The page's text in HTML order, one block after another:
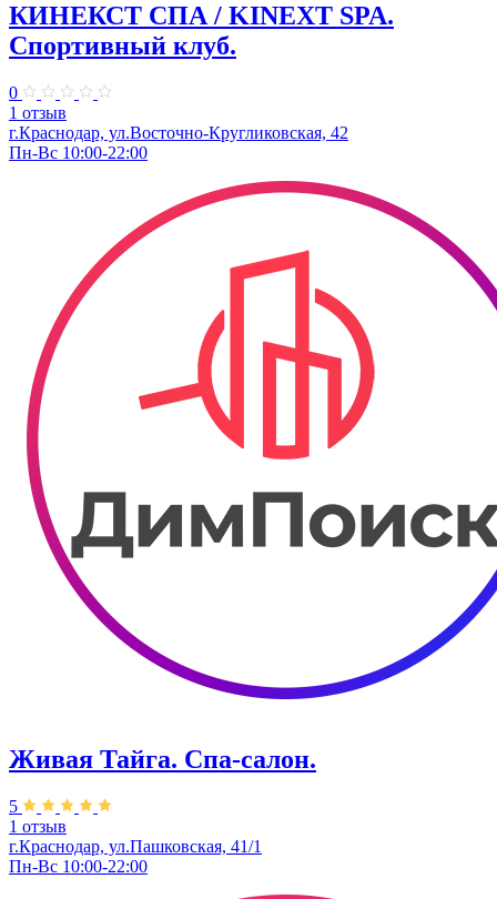
КИНЕКСТ СПА / KINEXT SPA.
Спортивный клуб.
0
1 отзыв
г.Краснодар, ул.Восточно-Кругликовская, 42
Пн-Вс 10:00-22:00
Живая Тайга. Спа-салон.
5
1 отзыв
г.Краснодар, ул.Пашковская, 41/1
Пн-Вс 10:00-22:00